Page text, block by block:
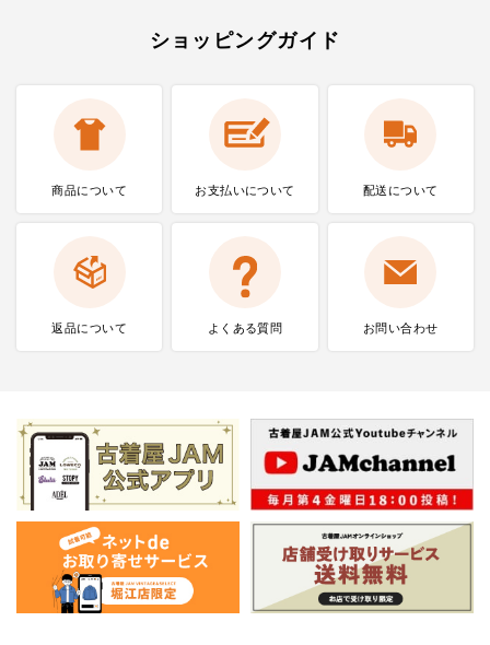
ショッピングガイド
商品について お支払いについて 配送について
返品について よくある質問 お問い合わせ